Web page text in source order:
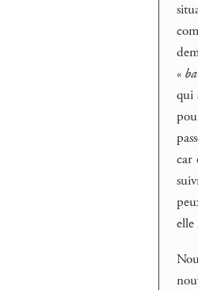
«
qui
car
elle